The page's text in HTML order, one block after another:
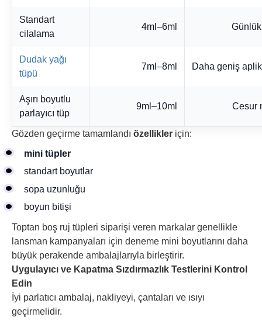
Standart
cilalama
4ml–6ml
Dudak yağı
tüpü
7ml–8ml Daha geniş
Aşırı boyutlu
parlayıcı tüp
9ml–10ml Cesur
Gözden geçirme tamamlandı özellikler için:
mini tüpler
standart boyutlar
sopa uzunluğu
boyun bitişi
Toptan boş ruj tüpleri siparişi veren markalar genellikle
lansman kampanyaları için deneme mini boyutlarını daha
büyük perakende ambalajlarıyla birleştirir.
Uygulayıcı ve Kapatma Sızdırmazlık Testlerini Kontrol
Edin
İyi parlatıcı ambalaj, nakliyeyi, çantaları ve ısıyı
geçirmelidir.